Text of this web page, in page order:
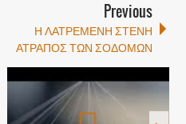
Previous
Η ΛΑΤΡΕΜΕΝΗ ΣΤΕΝΗ
ΑΤΡΑΠΟΣ ΤΩΝ ΣΟΔΟΜΩΝ